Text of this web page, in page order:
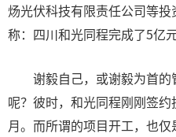
炀光伏科技有限责任公司等
称：四川和光同程完成了5亿
谢毅自己，或谢毅为首
呢？彼时，和光同程刚刚签
月。而所谓的项目开工，也